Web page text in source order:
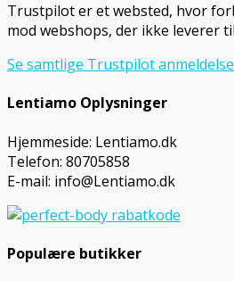
Trustpilot er et websted, hvor
mod webshops, der ikke leverer
Se samtlige Trustpilot
Lentiamo Oplysninger
Hjemmeside: Lentiamo.dk
Telefon: 80705858
E-mail: info@Lentiamo.dk
Populære butikker